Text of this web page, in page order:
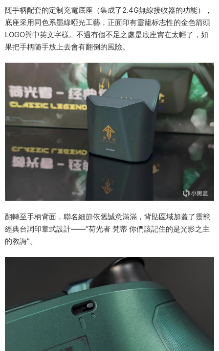
随手柄配套的定制充電底座（集成了2.4G無線接收器的功能），
底座采用同色系墨綠啞光工藝，正面印有靈籠标志性的金色箭頭
LOGO與中英文字樣。不過有個不足之處是底座實在太輕了，如
果把手柄随手放上去會有翻倒的風險。
翻轉至手柄背面，聯名細節依舊誠意滿滿，背貼區域加蓋了靈籠
經典台詞印章式設計——“荷光者 梵蒂 你們該記住的是光影之主
的教誨”。